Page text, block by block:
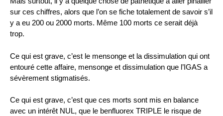
sur ces chiffres, alors que l’on se fiche totalement de savoir s’il
y a eu 200 ou 2000 morts. Même 100 morts ce serait déjà
trop.
Ce qui est grave, c’est le mensonge et la dissimulation qui ont
entouré cette affaire, mensonge et dissimulation que l’IGAS a
sévèrement stigmatisés.
Ce qui est grave, c’est que ces morts sont mis en balance
avec un intérêt NUL, que le benfluorex TRIPLE le risque de